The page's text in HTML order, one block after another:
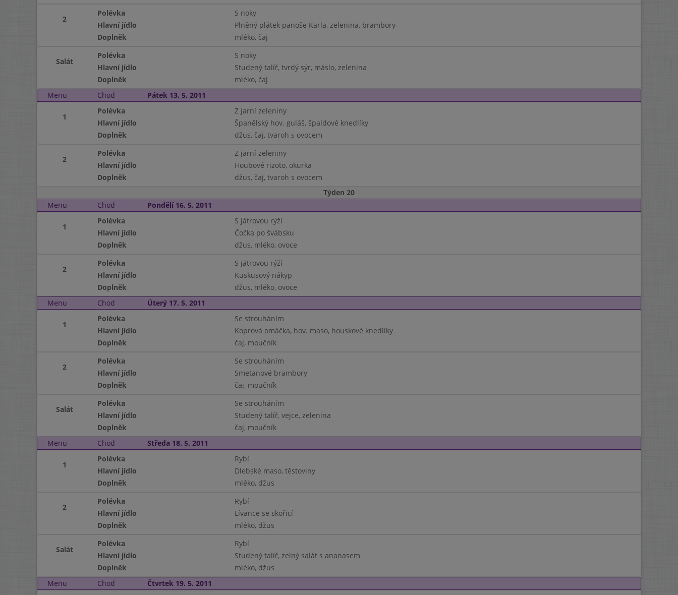
2
Polévka
S noky
Hlavní jídlo
Plněný plátek panoše Karla, zelenina, brambory
Doplněk
mléko, čaj
Salát
Polévka
S noky
Hlavní jídlo
Studený talíř, tvrdý sýr, máslo, zelenina
Doplněk
mléko, čaj
Menu
Chod Pátek 13. 5. 2011
1
Polévka
Z jarní zeleniny
Hlavní jídlo
Španělský hov. guláš, špaldové knedlíky
Doplněk
džus, čaj, tvaroh s ovocem
2
Polévka
Z jarní zeleniny
Hlavní jídlo
Houbové rizoto, okurka
Doplněk
džus, čaj, tvaroh s ovocem
Týden 20
Menu
Chod Pondělí 16. 5. 2011
1
Polévka
S játrovou rýží
Hlavní jídlo
Čočka po švábsku
Doplněk
džus, mléko, ovoce
2
Polévka
S játrovou rýží
Hlavní jídlo
Kuskusový nákyp
Doplněk
džus, mléko, ovoce
Menu
Chod Úterý 17. 5. 2011
1
Polévka
Se strouháním
Hlavní jídlo
Koprová omáčka, hov. maso, houskové knedlíky
Doplněk
čaj, moučník
2
Polévka
Se strouháním
Hlavní jídlo
Smetanové brambory
Doplněk
čaj, moučník
Salát
Polévka
Se strouháním
Hlavní jídlo
Studený talíř, vejce, zelenina
Doplněk
čaj, moučník
Menu
Chod Středa 18. 5. 2011
1
Polévka
Rybí
Hlavní jídlo
Dlebské maso, těstoviny
Doplněk
mléko, džus
2
Polévka
Rybí
Hlavní jídlo
Lívance se skořicí
Doplněk
mléko, džus
Salát
Polévka
Rybí
Hlavní jídlo
Studený talíř, zelný salát s ananasem
Doplněk
mléko, džus
Menu
Chod
Čtvrtek 19. 5. 2011